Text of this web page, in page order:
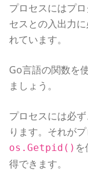
プロセスにはプ
セスとの入出力
れています。
Go言語の関数を
ましょう。
プロセスには必
ります。それが
os.Getpid()
得できます。